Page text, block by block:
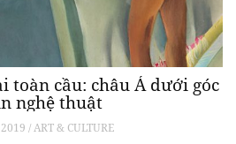
toàn cầu: châu Á dưới góc
nghệ thuật
/ ART & CULTURE